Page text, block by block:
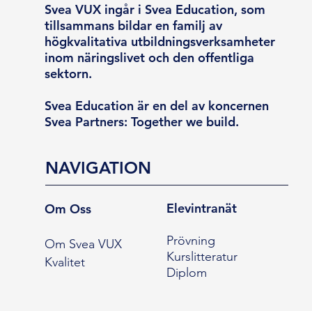
Svea VUX ingår i Svea Education, som
tillsammans bildar en familj av
högkvalitativa utbildningsverksamheter
inom näringslivet och den offentliga
sektorn.
Svea Education är en del av koncernen
Svea Partners: Together we build.
NAVIGATION
Om Oss
Om Svea VUX
Kvalitet
Elevintranät
Prövning
Kurslitteratur
Diplom